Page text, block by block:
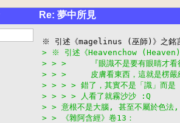
Re: 夢中所見
> ※ 引述《Heavenchow (Heaven)
> > >     『眼識不是要有眼睛才看得
> > >     皮膚看東西，這就是楞嚴
> > > > 錯了，其實不是「識」而是
> > > > 人看了就霧沙沙 :Q
> > 意根不是大腦, 甚至不屬於色法,
> > 《雜阿含經》卷13：